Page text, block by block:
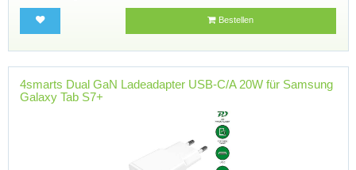
Bestellen
4smarts Dual GaN Ladeadapter USB-C/A 20W für Samsung
Galaxy Tab S7+